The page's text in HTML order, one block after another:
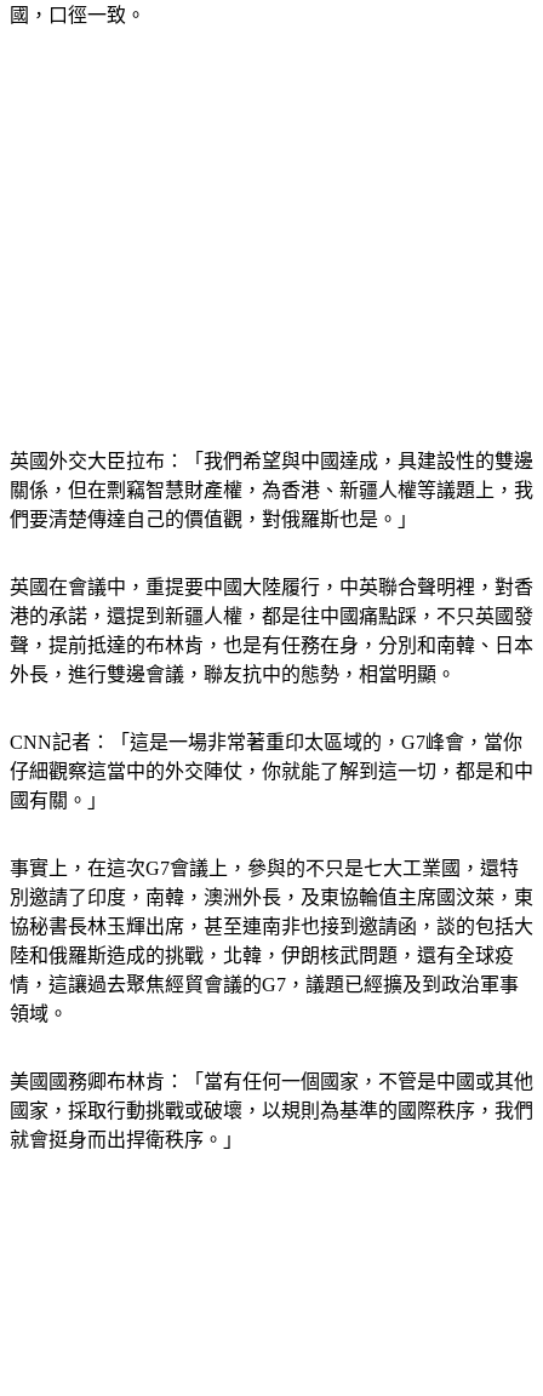
國，口徑一致。
英國外交大臣拉布：「我們希望與中國達成，具建設性的雙邊
關係，但在剽竊智慧財產權，為香港、新疆人權等議題上，我
們要清楚傳達自己的價值觀，對俄羅斯也是。」
英國在會議中，重提要中國大陸履行，中英聯合聲明裡，對香
港的承諾，還提到新疆人權，都是往中國痛點踩，不只英國發
聲，提前抵達的布林肯，也是有任務在身，分別和南韓、日本
外長，進行雙邊會議，聯友抗中的態勢，相當明顯。
CNN記者：「這是一場非常著重印太區域的，G7峰會，當你
仔細觀察這當中的外交陣仗，你就能了解到這一切，都是和中
國有關。」
事實上，在這次G7會議上，參與的不只是七大工業國，還特
別邀請了印度，南韓，澳洲外長，及東協輪值主席國汶萊，東
協秘書長林玉輝出席，甚至連南非也接到邀請函，談的包括大
陸和俄羅斯造成的挑戰，北韓，伊朗核武問題，還有全球疫
情，這讓過去聚焦經貿會議的G7，議題已經擴及到政治軍事
領域。
美國國務卿布林肯：「當有任何一個國家，不管是中國或其他
國家，採取行動挑戰或破壞，以規則為基準的國際秩序，我們
就會挺身而出捍衛秩序。」